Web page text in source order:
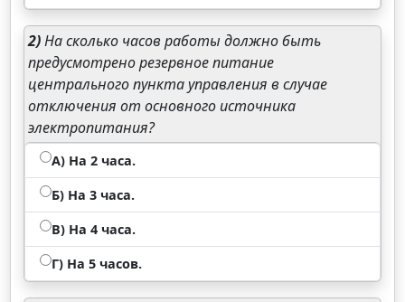
2)На сколько часов работы должно быть
предусмотрено резервное питание
центрального пункта управления в случае
отключения от основного источника
электропитания?
А) На 2 часа.
Б) На 3 часа.
В) На 4 часа.
Г) На 5 часов.